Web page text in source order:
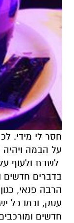
חסר לי מידי.
על הבמה
לשבת ולעוף
בדברים חדשים
הרבה פנאי,
עסק, וכמו כל
חדשים